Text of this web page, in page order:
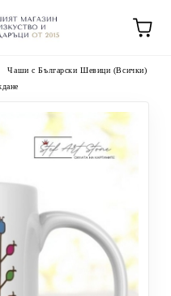
Чаши с Български Шевици (Всички)